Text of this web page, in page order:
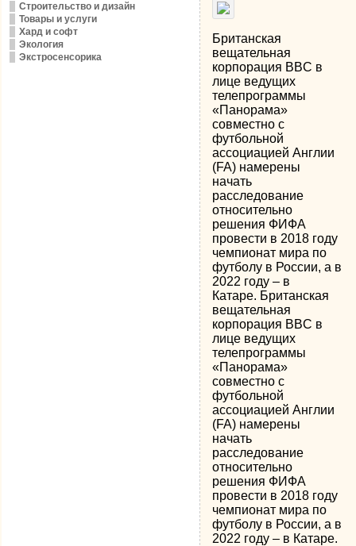
Строительство и дизайн
Товары и услуги
Хард и софт
Экология
Экстросенсорика
Британская
вещательная
корпорация BBC в
лице ведущих
телепрограммы
«Панорама»
совместно с
футбольной
ассоциацией Англии
(FA) намерены
начать
расследование
относительно
решения ФИФА
провести в 2018 году
чемпионат мира по
футболу в России, а в
2022 году – в
Катаре. Британская
вещательная
корпорация BBC в
лице ведущих
телепрограммы
«Панорама»
совместно с
футбольной
ассоциацией Англии
(FA) намерены
начать
расследование
относительно
решения ФИФА
провести в 2018 году
чемпионат мира по
футболу в России, а в
2022 году – в Катаре.